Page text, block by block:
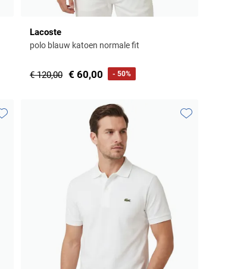
Lacoste
polo blauw katoen normale fit
€ 120,00 € 60,00 - 50%
Toevoegen aan favorieten